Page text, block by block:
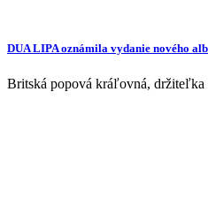
DUA LIPA oznámila vydanie nového
Britská popová kráľovná,